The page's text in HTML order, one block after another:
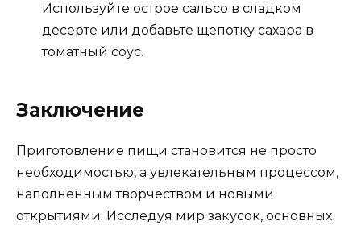
Используйте острое сальсо в сладком
десерте или добавьте щепотку сахара в
томатный соус.
Заключение
Приготовление пищи становится не просто
необходимостью, а увлекательным процессом,
наполненным творчеством и новыми
открытиями. Исследуя мир закусок, основных